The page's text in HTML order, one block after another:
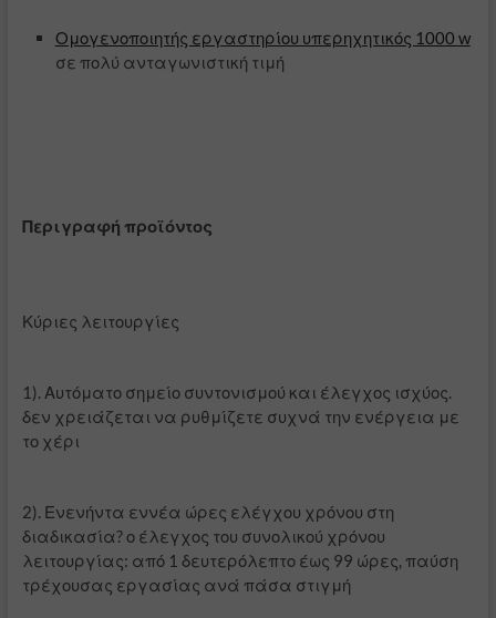
Ομογενοποιητής εργαστηρίου υπερηχητικός 1000 w
σε πολύ ανταγωνιστική τιμή
Περιγραφή προϊόντος
Κύριες λειτουργίες
1). Αυτόματο σημείο συντονισμού και έλεγχος ισχύος.
δεν χρειάζεται να ρυθμίζετε συχνά την ενέργεια με
το χέρι
2). Ενενήντα εννέα ώρες ελέγχου χρόνου στη
διαδικασία? ο έλεγχος του συνολικού χρόνου
λειτουργίας: από 1 δευτερόλεπτο έως 99 ώρες, παύση
τρέχουσας εργασίας ανά πάσα στιγμή